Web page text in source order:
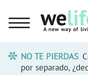
NO TE PIERDAS
por separado,